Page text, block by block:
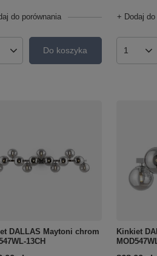
do porównania
produktówDo koszyka
+ Dodaj do
Ilość
DALLAS Maytoni chrom
13CH
Kinkiet